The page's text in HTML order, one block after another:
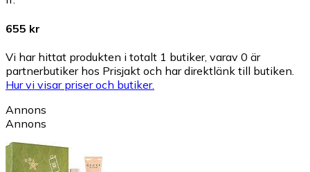
655 kr
Vi har hittat produkten i totalt 1 butiker, varav 0 är
partnerbutiker hos Prisjakt och har direktlänk till butiken.
Hur vi visar priser och butiker.
Annons
Annons